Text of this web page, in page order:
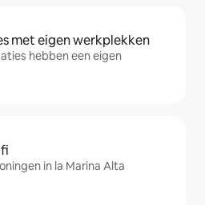
met eigen werkplekken
hebben een eigen
in la Marina Alta